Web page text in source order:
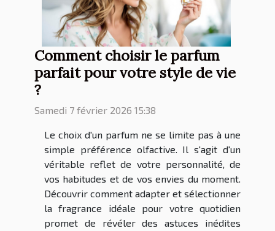
Comment choisir le parfum
parfait pour votre style de vie
?
Samedi 7 février 2026 15:38
Le choix d'un parfum ne se limite pas à une
simple préférence olfactive. Il s'agit d'un
véritable reflet de votre personnalité, de
vos habitudes et de vos envies du moment.
Découvrir comment adapter et sélectionner
la fragrance idéale pour votre quotidien
promet de révéler des astuces inédites